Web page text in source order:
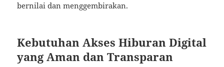
bernilai dan menggembirakan.
Kebutuhan Akses Hiburan Digital
yang Aman dan Transparan